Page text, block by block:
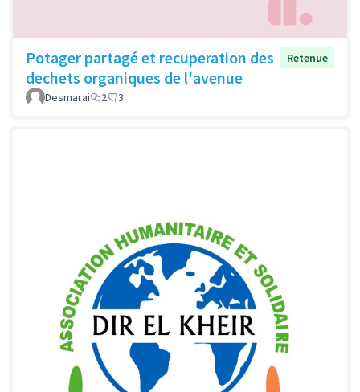
Potager partagé et recuperation des
dechets organiques de l'avenue
Retenue
Desmarai 2 3